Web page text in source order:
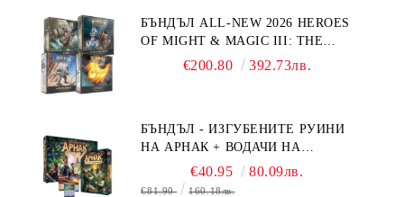
БЪНДЪЛ ALL-NEW 2026 HEROES
OF MIGHT & MAGIC III: THE
BOARD GAME EXPANSIONS -
€200.80 392.73лв.
БЪНДЪЛ - ИЗГУБЕНИТЕ РУИНИ
НА АРНАК + ВОДАЧИ НА
ЕКСПЕДИЦИИ + ПРОМО КАРТИ
БЕЗПЛАТНО
€40.95 80.09лв.
€81.90 160.18лв.